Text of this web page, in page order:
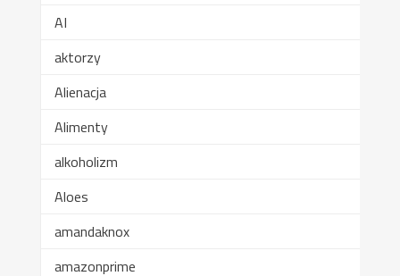
AI
aktorzy
Alienacja
Alimenty
alkoholizm
Aloes
amandaknox
amazonprime